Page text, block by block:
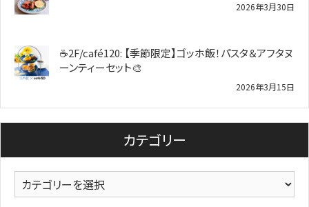
2026年3月30日
☕2F/café120: 【季節限定】ゴッホ飯！パスタ＆アフタヌ
ーンティーセット🎨
2026年3月15日
カテゴリー
カ
テ